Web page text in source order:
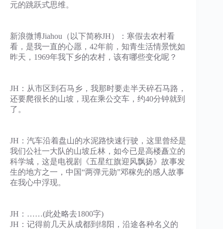
元的跳跃式思维。
新浪微博Jiahou（以下简称JH）：寒假去农村看
看，是我一直的心愿，42年前，知青生活情景恍如
昨天，1969年我下乡的农村，该有哪些变化呢？
JH：从市区到石马乡，我那时要走半天碎石马路，
还要爬很长的山坡，现在乘公交车，约40分钟就到
了。
JH：汽车沿着盘山的水泥路快速行驶，这里曾经是
我们公社一大队的山坡丘林，如今已是高楼矗立的
科学城，这是电视剧《五星红旗迎风飘扬》故事发
生的地方之一，中国“两弹元勋”邓稼先的感人故事
在我心中浮现。
JH：……(此处略去1800字)
JH：记得前几天从成都到绵阳，沿途各种名义的